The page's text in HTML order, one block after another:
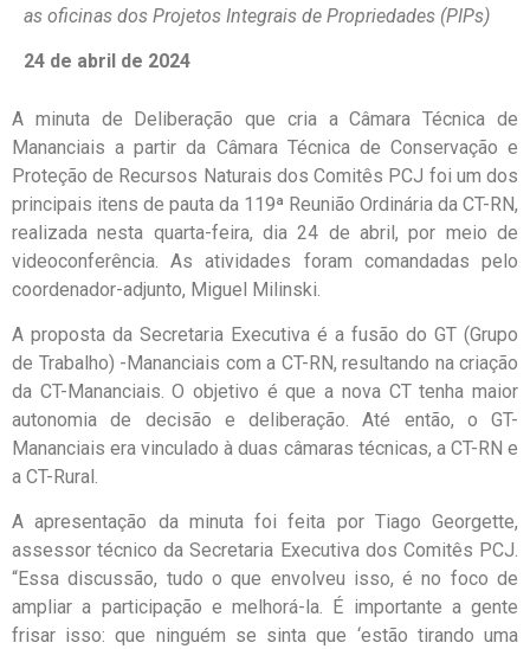
as oficinas dos Projetos Integrais de Propriedades (PIPs)
24 de abril de 2024
A minuta de Deliberação que cria a Câmara Técnica de
Mananciais a partir da Câmara Técnica de Conservação e
Proteção de Recursos Naturais dos Comitês PCJ foi um dos
principais itens de pauta da 119ª Reunião Ordinária da CT-RN,
realizada nesta quarta-feira, dia 24 de abril, por meio de
videoconferência. As atividades foram comandadas pelo
coordenador-adjunto, Miguel Milinski.
A proposta da Secretaria Executiva é a fusão do GT (Grupo
de Trabalho) -Mananciais com a CT-RN, resultando na criação
da CT-Mananciais. O objetivo é que a nova CT tenha maior
autonomia de decisão e deliberação. Até então, o GT-
Mananciais era vinculado à duas câmaras técnicas, a CT-RN e
a CT-Rural.
A apresentação da minuta foi feita por Tiago Georgette,
assessor técnico da Secretaria Executiva dos Comitês PCJ.
“Essa discussão, tudo o que envolveu isso, é no foco de
ampliar a participação e melhorá-la. É importante a gente
frisar isso: que ninguém se sinta que ‘estão tirando uma